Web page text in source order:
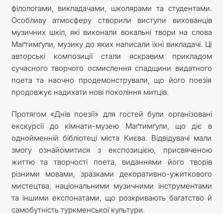
філологами, викладачами, школярами та студентами.
Особливу атмосферу створили виступи вихованців
музичних шкіл, які виконали вокальні твори на слова
Маґтимґули, музику до яких написали їхні викладачі. Ці
авторські композиції стали яскравим прикладом
сучасного творчого осмислення спадщини видатного
поета та наочно продемонстрували, що його поезія
продовжує надихати нові покоління митців.
Протягом «Днів поезії» для гостей були організовані
екскурсії до кімнати-музею Маґтимґули, що діє в
однойменній бібліотеці міста Києва. Відвідувачі мали
змогу ознайомитися з експозицією, присвяченою
життю та творчості поета, виданнями його творів
різними мовами, зразками декоративно-ужиткового
мистецтва, національними музичними інструментами
та іншими експонатами, що розкривають багатство й
самобутність туркменської культури.